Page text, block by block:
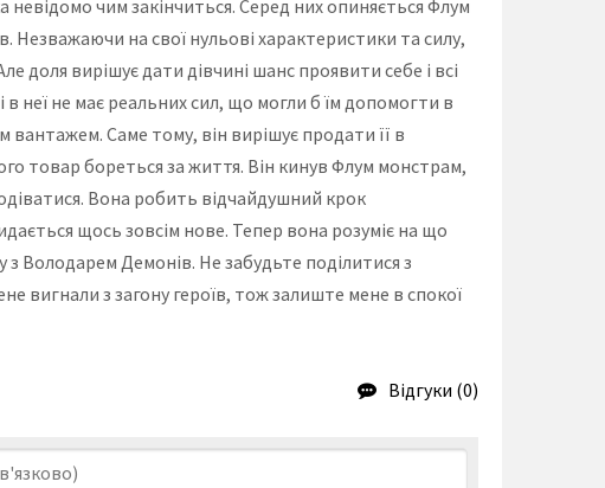
невідомо чим закінчиться. Серед них опиняється Флум
на свої нульові характеристики та силу,
доля вирішує дати дівчині шанс проявити себе і всі
в неї не має реальних сил, що могли б їм допомогти в
Саме тому, він вирішує продати її в
товар бореться за життя. Він кинув Флум монстрам,
Вона робить відчайдушний крок
щось зовсім нове. Тепер вона розуміє на що
з Володарем Демонів. Не забудьте поділитися з
вигнали з загону героїв, тож залиште мене в спокої
Відгуки (0)